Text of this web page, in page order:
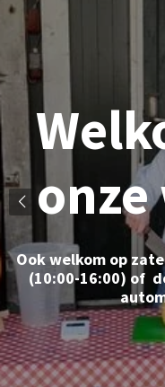
Ook welkom op
(10:00-16:00) of